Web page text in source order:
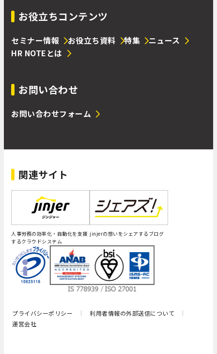
お役立ちコンテンツ
セミナー情報 お役立ち資料 特集
ニュース
HR NOTEとは
お問い合わせ
お問い合わせフォーム
関連サイト
人事労務の効率化・自動化を支援
するクラウドシステム
jinjerの想いをシェアするブログ
プライバシーポリシー
利用者情報の外部送信について
運営会社